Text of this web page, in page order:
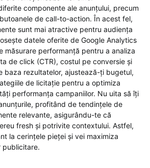
componente ale anunțului, precum
de call-to-action. În acest fel,
sunt mai atractive pentru audiența
datele oferite de Google Analytics
măsurare performanță pentru a analiza
de click (CTR), costul pe conversie și
baza rezultatelor, ajustează-ți bugetul,
de licitație pentru a optimiza
performanța campaniilor. Nu uita să îți
profitând de tendințele de
relevante, asigurându-te că
fresh și potrivite contextului. Astfel,
la cerințele pieței și vei maximiza
publicitare.